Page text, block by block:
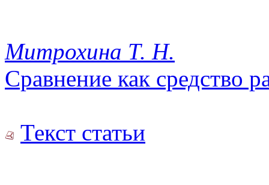
Митрохина Т. Н.
Сравнение как средство
Текст статьи